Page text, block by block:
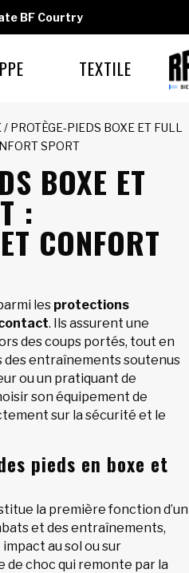
BF Courtry
TEXTILE
/ PROTÈGE-PIEDS BOXE ET FULL
SPORT
BOXE ET
:
CONFORT
les protections
. Ils assurent une
des coups portés, tout en
entraînements soutenus
ou un pratiquant de
son équipement de
sur la sécurité et le
pieds en boxe et
la première fonction d’un
et des entraînements,
au sol ou sur
de choc qui remonte par la